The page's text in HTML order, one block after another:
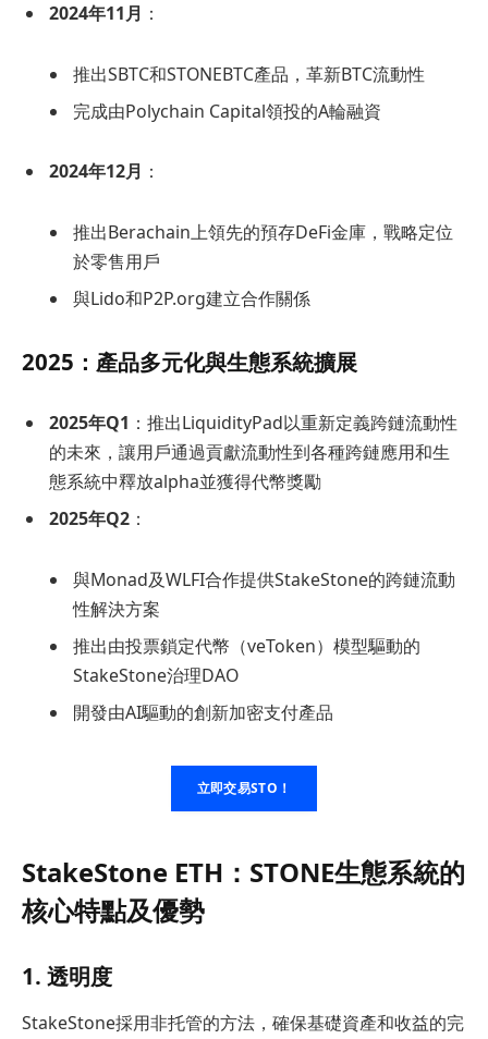
2024年11月 ：
推出SBTC和STONEBTC產品，革新BTC流動性
完成由Polychain Capital領投的A輪融資
2024年12月 ：
推出Berachain上領先的預存DeFi金庫，戰略定位
於零售用戶
與Lido和P2P.org建立合作關係
2025：產品多元化與生態系統擴展
2025年Q1 ：推出LiquidityPad以重新定義跨鏈流動性
的未來，讓用戶通過貢獻流動性到各種跨鏈應用和生
態系統中釋放alpha並獲得代幣獎勵
2025年Q2 ：
與Monad及WLFI合作提供StakeStone的跨鏈流動
性解決方案
推出由投票鎖定代幣（veToken）模型驅動的
StakeStone治理DAO
開發由AI驅動的創新加密支付產品
立即交易STO！
StakeStone ETH：STONE生態系統的
核心特點及優勢
1. 透明度
StakeStone採用非托管的方法，確保基礎資產和收益的完